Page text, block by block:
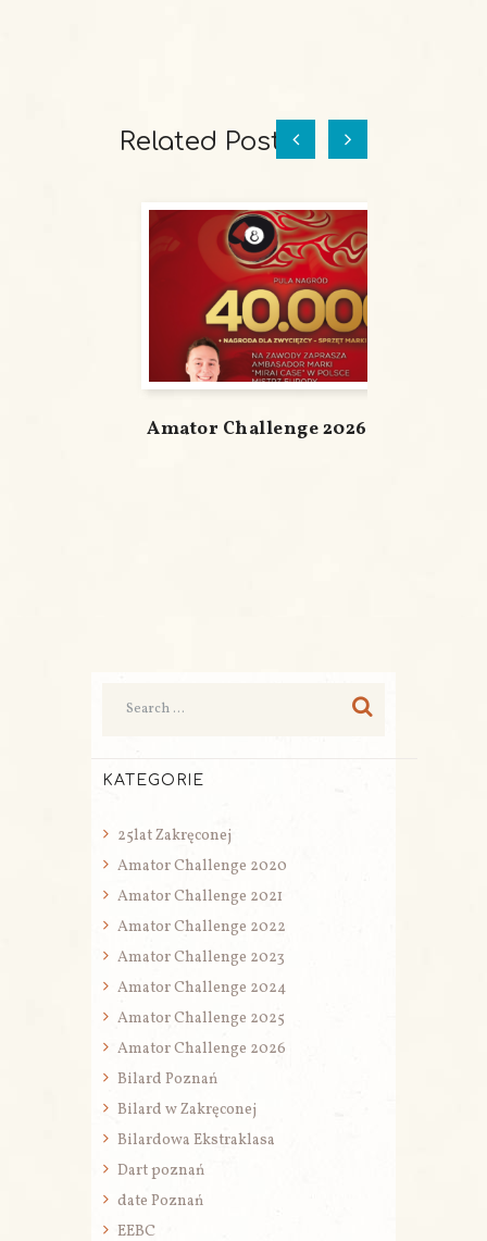
Related Posts
Amator Challenge 2026
KATEGORIE
25lat Zakręconej
Amator Challenge 2020
Amator Challenge 2021
Amator Challenge 2022
Amator Challenge 2023
Amator Challenge 2024
Amator Challenge 2025
Amator Challenge 2026
Bilard Poznań
Bilard w Zakręconej
Bilardowa Ekstraklasa
Dart poznań
date Poznań
EEBC